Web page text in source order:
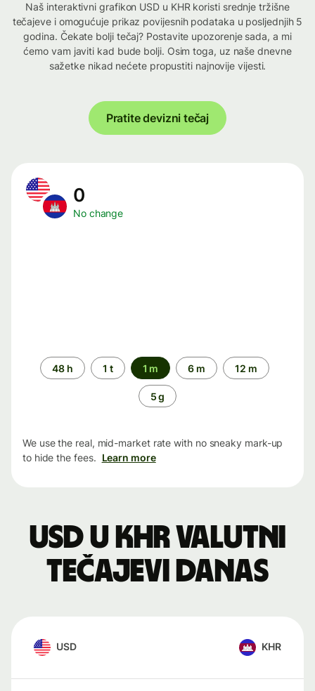
Naš interaktivni grafikon USD u KHR koristi srednje tržišne
tečajeve i omogućuje prikaz povijesnih podataka u posljednjih 5
godina. Čekate bolji tečaj? Postavite upozorenje sada, a mi
ćemo vam javiti kad bude bolji. Osim toga, uz naše dnevne
sažetke nikad nećete propustiti najnovije vijesti.
Pratite devizni tečaj
0
No change
Time
period
48 h 1 t 1 m 6 m 12 m
5 g
We use the real, mid-market rate with no sneaky mark-up
to hide the fees. Learn more
USD u KHR valutni
tečajevi danas
USD KHR